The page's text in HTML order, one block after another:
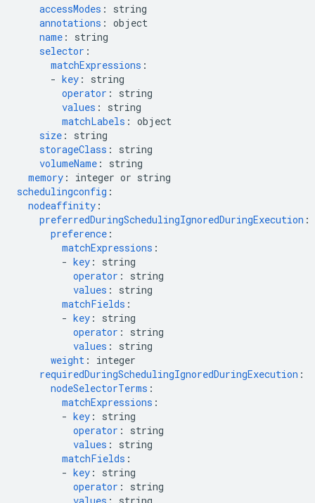
accessModes :
string
annotations : object
name :
string
selector :
matchExpressions :
- key :
string
operator :
string
values :
string
matchLabels : object
size :
string
storageClass :
string
volumeName :
string
memory :
integer or string
schedulingconfig :
nodeaffinity :
preferredDuringSchedulingIgnoredDuringExecution :
preference :
matchExpressions :
- key :
string
operator :
string
values :
string
matchFields :
- key :
string
operator :
string
values :
string
weight :
integer
requiredDuringSchedulingIgnoredDuringExecution :
nodeSelectorTerms :
matchExpressions :
- key :
string
operator :
string
values :
string
matchFields :
- key :
string
operator :
string